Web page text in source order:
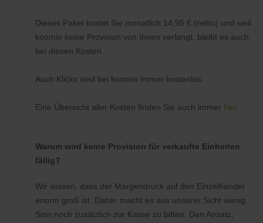
Dieses Paket kostet Sie monatlich 14,95 € (netto) und weil
koomio keine Provision von Ihnen verlangt, bleibt es auch
bei diesen Kosten.
Auch Klicks sind bei koomio immer kostenlos.
Eine Übersicht aller Kosten finden Sie auch immer hier.
Warum wird keine Provision für verkaufte Einheiten
fällig?
Wir wissen, dass der Margendruck auf den Einzelhandel
enorm groß ist. Daher macht es aus unserer Sicht wenig
Sinn noch zusätzlich zur Kasse zu bitten. Den Ansatz,